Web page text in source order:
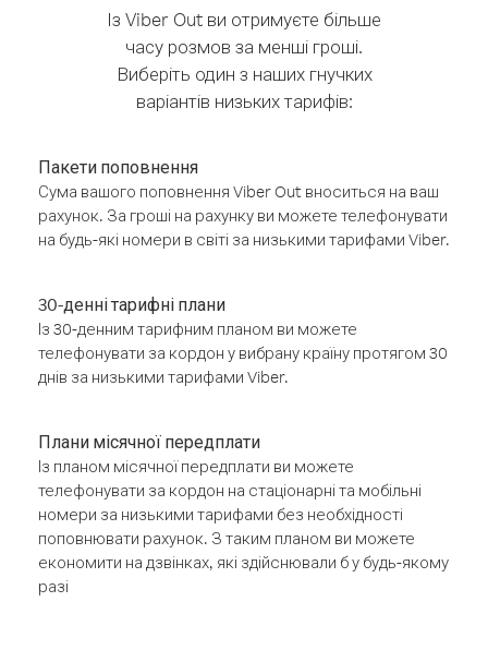
Із Viber Out ви отримуєте більше
часу розмов за менші гроші.
Виберіть один з наших гнучких
варіантів низьких тарифів:
Пакети поповнення
Сума вашого поповнення Viber Out вноситься на ваш
рахунок. За гроші на рахунку ви можете телефонувати
на будь-які номери в світі за низькими тарифами Viber.
30-денні тарифні плани
Із 30-денним тарифним планом ви можете
телефонувати за кордон у вибрану країну протягом 30
днів за низькими тарифами Viber.
Плани місячної передплати
Із планом місячної передплати ви можете
телефонувати за кордон на стаціонарні та мобільні
номери за низькими тарифами без необхідності
поповнювати рахунок. З таким планом ви можете
економити на дзвінках, які здійснювали б у будь-якому
разі